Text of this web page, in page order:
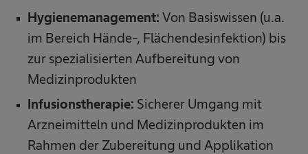
Hygienemanagement: Von Basiswissen (u.a.
im Bereich Hände-, Flächendesinfektion) bis
zur spezialisierten Aufbereitung von
Medizinprodukten
Infusionstherapie: Sicherer Umgang mit
Arzneimitteln und Medizinprodukten im
Rahmen der Zubereitung und Applikation